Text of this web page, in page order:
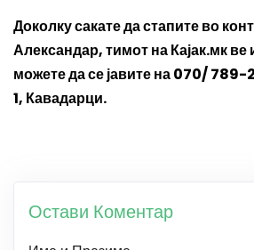
Доколку сакате да стапите во
Александар, тимот на Кајак.мк
можете да се јавите на070/ 789-
1, Кавадарци.
Остави Коментар